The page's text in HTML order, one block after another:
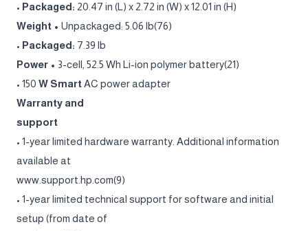
• Packaged: 20.47 in (L) x 2.72 in (W) x 12.01 in (H)
Weight • Unpackaged: 5.06 lb(76)
• Packaged: 7.39 lb
Power • 3-cell, 52.5 Wh Li-ion polymer battery(21)
• 150 W SmartAC power adapter
Warranty and
support
• 1-year limited hardware warranty. Additional information
available at
www.support.hp.com(9)
• 1-year limited technical support for software and initial
setup (from date of